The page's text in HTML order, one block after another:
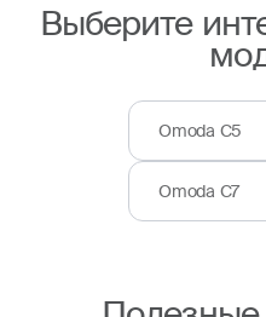
Выберите
Omoda C5
Omoda C7